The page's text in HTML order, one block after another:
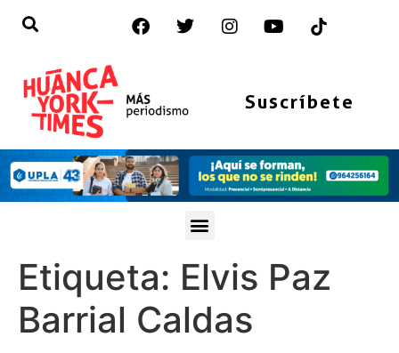
Suscríbete
Etiqueta: Elvis Paz
Barrial Caldas